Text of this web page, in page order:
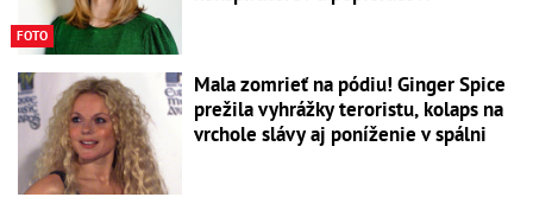
FOTO
Mala zomrieť na pódiu! Ginger Spice
prežila vyhrážky teroristu, kolaps na
vrchole slávy aj poníženie v spálni